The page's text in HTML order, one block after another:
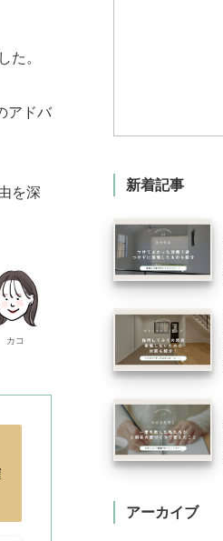
た。
アドバ
を深
カコ
新着記事
アーカイブ